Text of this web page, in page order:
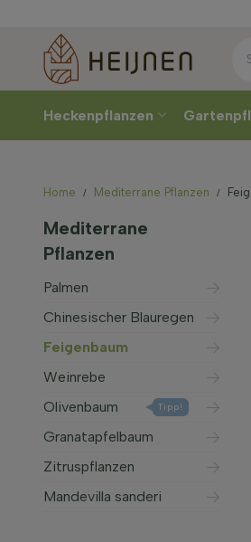
Heckenpflanzen
Home Mediterrane Pflanzen
Mediterrane
Pflanzen
Palmen
Chinesischer Blauregen
Feigenbaum
Weinrebe
Olivenbaum
Tipp!
Granatapfelbaum
Zitruspflanzen
Mandevilla sanderi